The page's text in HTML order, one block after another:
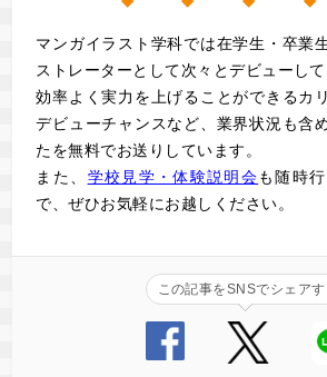
マンガイラスト学科では在学生・卒業
ストレーターとして次々とデビューして
効率よく実力を上げることができるカ
デビューチャンスなど、業界状況も含
たを無料でお送りしています。
また、 学校見学・体験説明会も随時
で、ぜひお気軽にお越しください。
この記事をSNSでシェアす